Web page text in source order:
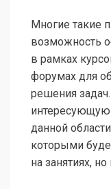
Многие такие
возможность
в рамках
форумах для
решения
интересующую
данной
которыми
на занятиях,